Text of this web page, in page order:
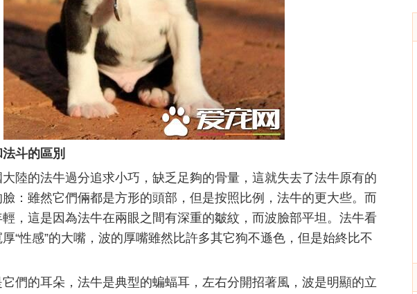
斗的區別
陸的法牛過分追求小巧，缺乏足夠的骨量，這就失去了法牛原有的
：雖然它們倆都是方形的頭部，但是按照比例，法牛的更大些。而
輕，這是因為法牛在兩眼之間有深重的皺紋，而波臉部平坦。法牛看
“性感”的大嘴，波的厚嘴雖然比許多其它狗不遜色，但是始終比不
們的耳朵，法牛是典型的蝙蝠耳，左右分開招著風，波是明顯的立